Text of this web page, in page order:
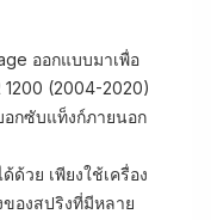
ออกแบบมาเพื่อ
1200 (2004-2020)
กซับแท็งก์ภายนอก
วย เพียงใช้เครื่อง
องสปริงที่มีหลาย